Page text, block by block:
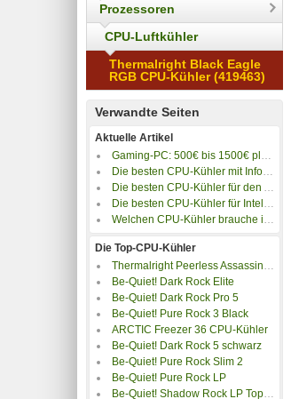
Prozessoren
CPU-Luftkühler
Thermalright Black Eagle
RGB CPU-Kühler (419463)
Verwandte Seiten
Aktuelle Artikel
Gaming-PC: 500€ bis 1500€ plus 4K-Gaming PC
Die besten CPU-Kühler mit Info-Display
Die besten CPU-Kühler für den AMD-Sockel sTR5
Die besten CPU-Kühler für Intel Sockel 1851
Welchen CPU-Kühler brauche ich?
Die Top-CPU-Kühler
Thermalright Peerless Assassin 120 SE
Be-Quiet! Dark Rock Elite
Be-Quiet! Dark Rock Pro 5
Be-Quiet! Pure Rock 3 Black
ARCTIC Freezer 36 CPU-Kühler
Be-Quiet! Dark Rock 5 schwarz
Be-Quiet! Pure Rock Slim 2
Be-Quiet! Pure Rock LP
Be-Quiet! Shadow Rock LP TopFlow